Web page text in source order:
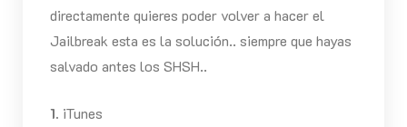
directamente quieres poder volver a hacer el
Jailbreak esta es la solución.. siempre que hayas
salvado antes los SHSH..
1. iTunes